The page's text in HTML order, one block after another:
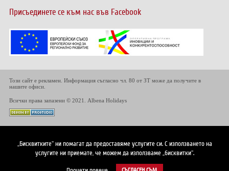
Присъединете се към нас във Facebook
Този сайт е рекламен. Информация съгласно чл. 80 от ЗТ може да получите в
нашите офиси.
Всички права запазени © 2021. Albena Holidays
„Бисквитките“ ни помагат да предоставяме услугите си. С използването на
услугите ни приемате, че можем да използваме „бисквитки“.